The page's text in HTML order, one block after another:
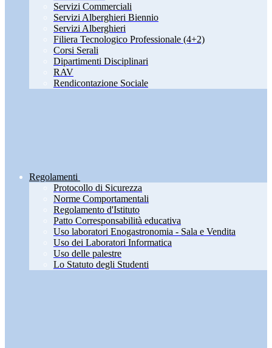
Servizi Commerciali
Servizi Alberghieri Biennio
Servizi Alberghieri
Filiera Tecnologico Professionale (4+2)
Corsi Serali
Dipartimenti Disciplinari
RAV
Rendicontazione Sociale
Regolamenti
Protocollo di Sicurezza
Norme Comportamentali
Regolamento d'Istituto
Patto Corresponsabilità educativa
Uso laboratori Enogastronomia - Sala e Vendita
Uso dei Laboratori Informatica
Uso delle palestre
Lo Statuto degli Studenti